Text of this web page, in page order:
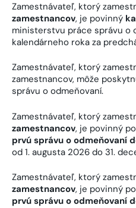
Zamestnávateľ, ktorý
zamestnancov, je povinný
ministerstvu práce správu o
kalendárneho roka za
Zamestnávateľ, ktorý
zamestnancov, môže
správu o odmeňovaní.
Zamestnávateľ, ktorý
zamestnancov, je povinný
prvú správu o odmeňovaní
od 1. augusta 2026 do 31.
Zamestnávateľ, ktorý
zamestnancov, je povinný
prvú správu o odmeňovaní